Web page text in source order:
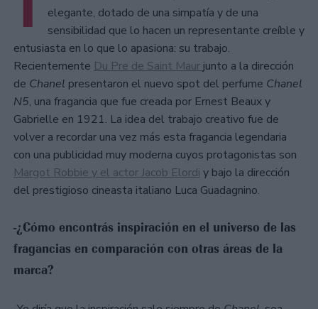
elegante, dotado de una simpatía y de una
sensibilidad que lo hacen un representante creíble y
entusiasta en lo que lo apasiona: su trabajo.
Recientemente Du Pre de Saint Maur junto a la dirección
de Chanel presentaron el nuevo spot del perfume Chanel
N5, una fragancia que fue creada por Ernest Beaux y
Gabrielle en 1921. La idea del trabajo creativo fue de
volver a recordar una vez más esta fragancia legendaria
con una publicidad muy moderna cuyos protagonistas son
Margot Robbie y el actor Jacob Elordi y bajo la dirección
del prestigioso cineasta italiano Luca Guadagnino.
-¿Cómo encontrás inspiración en el universo de las
fragancias en comparación con otras áreas de la
marca?